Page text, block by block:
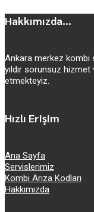
Hakkımızda...
Ankara merkez kombi
yıldır sorunsuz
etmekteyiz.
Hızlı Erişim
Ana Sayfa
Servislerimiz
Kombi Arıza Kodları
Hakkımızda